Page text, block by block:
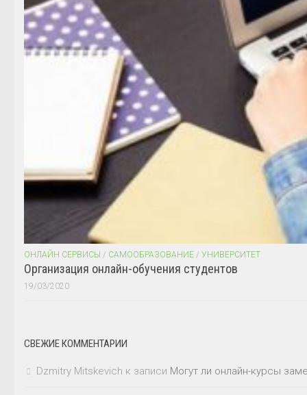
ОНЛАЙН СЕРВИСЫ / САМООБРАЗОВАНИЕ / УНИВЕРСИТЕТ
Организация онлайн-обучения студентов
19/03/2020
СВЕЖИЕ КОММЕНТАРИИ
Dzmitry Mitskevich к записи Могут ли онлайн-курсы